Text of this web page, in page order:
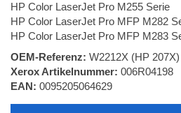
HP Color LaserJet Pro M255 Serie
HP Color LaserJet Pro MFP M282
HP Color LaserJet Pro MFP M283
OEM-Referenz: W2212X (HP 207X)
Xerox Artikelnummer: 006R04198
EAN: 0095205064629